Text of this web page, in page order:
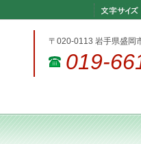
〒020-0113 岩手県盛岡
019-